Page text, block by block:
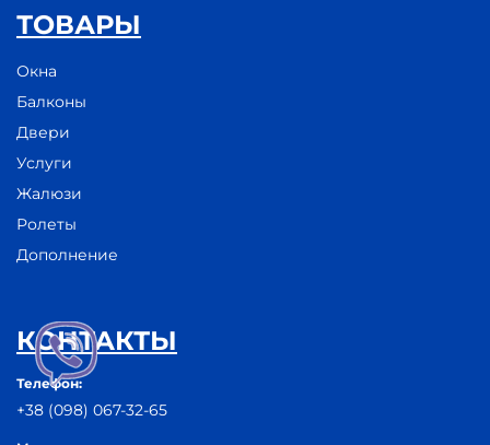
ТОВАРЫ
Окна
Балконы
Двери
Услуги
Жалюзи
Ролеты
Дополнение
КОНТАКТЫ
Телефон:
+38 (098) 067-32-65